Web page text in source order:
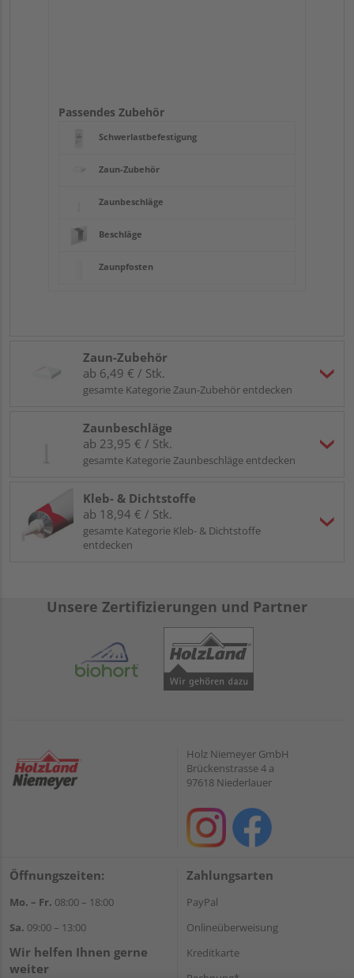
Passendes Zubehör
Schwerlastbefestigung
Zaun-Zubehör
Zaunbeschläge
Beschläge
Zaunpfosten
Zaun-Zubehör
ab 6,49 € / Stk.
gesamte Kategorie Zaun-Zubehör entdecken
Zaunbeschläge
ab 23,95 € / Stk.
gesamte Kategorie Zaunbeschläge entdecken
Kleb- & Dichtstoffe
ab 18,94 € / Stk.
gesamte Kategorie Kleb- & Dichtstoffe
entdecken
Unsere Zertifizierungen und Partner
Holz Niemeyer GmbH
Brückenstrasse 4 a
97618 Niederlauer
Öffnungszeiten:
Mo. – Fr. 08:00 – 18:00
Sa. 09:00 – 13:00
Wir helfen Ihnen gerne
weiter
Zahlungsarten
PayPal
Onlineüberweisung
Kreditkarte